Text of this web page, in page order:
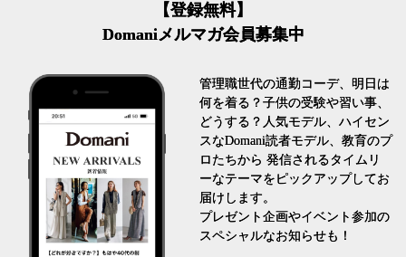
【登録無料】
Domaniメルマガ会員募集中
管理職世代の通勤コーデ、明日は
何を着る？子供の受験や習い事、
どうする？人気モデル、ハイセン
スなDomani読者モデル、教育のプ
ロたちから 発信されるタイムリ
ーなテーマをピックアップしてお
届けします。
プレゼント企画やイベント参加の
スペシャルなお知らせも！